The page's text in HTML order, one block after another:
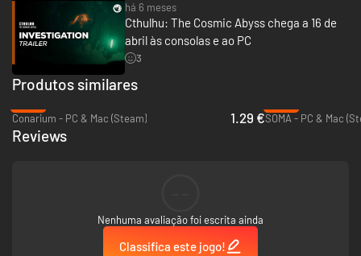
há 6 meses
Cthulhu: The Cosmic Abyss chega a 16 de
abril às consolas e ao PC
3
Produtos similares
Conarium - PC & Mac (Steam)
1.29 €SOMA - PC & Mac
Reviews
Nenhuma avaliação foi escrita ainda
Classifica este jogo!